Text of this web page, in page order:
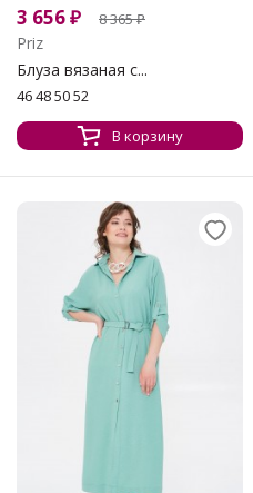
3 656₽ 8 365₽
Priz
Блуза вязаная с...
46 48 50 52
В корзину